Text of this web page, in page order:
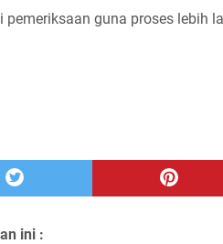
guna proses lebih
ini :